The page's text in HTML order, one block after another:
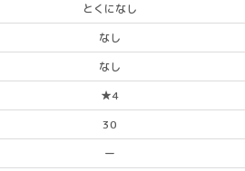
とくになし
なし
なし
★4
30
ー